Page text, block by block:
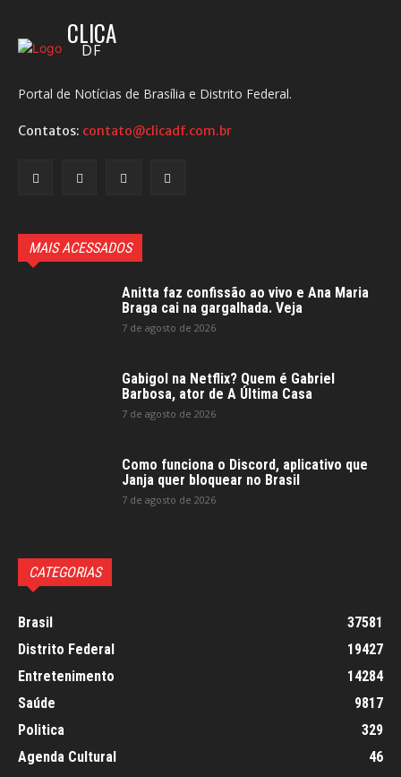
CLICA
DF
Portal de Notícias de Brasília e Distrito Federal.
Contatos: contato@clicadf.com.br
MAIS ACESSADOS
Anitta faz confissão ao vivo e Ana Maria
Braga cai na gargalhada. Veja
7 de agosto de 2026
Gabigol na Netflix? Quem é Gabriel
Barbosa, ator de A Última Casa
7 de agosto de 2026
Como funciona o Discord, aplicativo que
Janja quer bloquear no Brasil
7 de agosto de 2026
CATEGORIAS
Brasil
37581
Distrito Federal
19427
Entretenimento
14284
Saúde
9817
Politica
329
Agenda Cultural
46